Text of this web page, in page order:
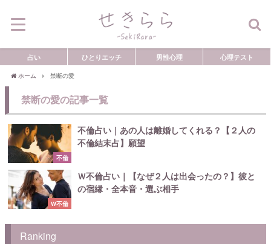
占い ひとりエッチ 男性心理 心理テスト
ホーム 禁断の愛
禁断の愛の記事一覧
不倫
不倫占い｜あの人は離婚してくれる？【２人の
不倫結末占】願望
W不倫
Ｗ不倫占い｜【なぜ２人は出会ったの？】彼と
の宿縁・全本音・選ぶ相手
Ranking